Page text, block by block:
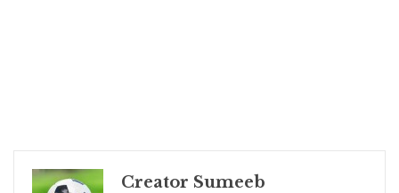
Creator Sumeeb